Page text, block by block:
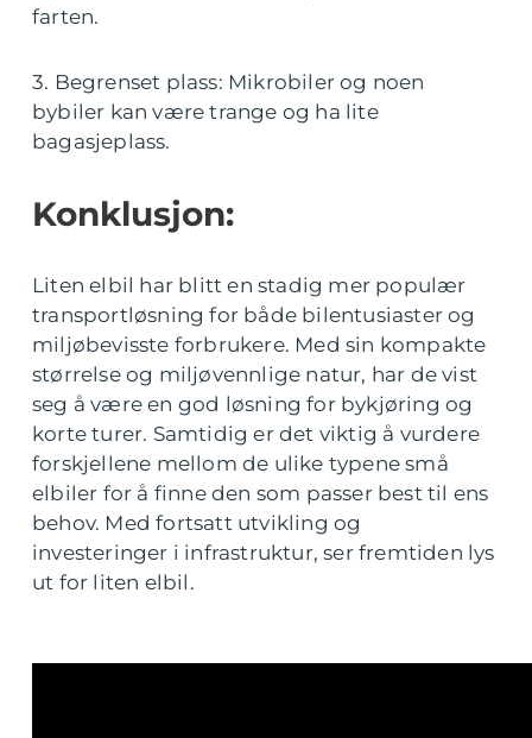
farten.
3. Begrenset plass: Mikrobiler og noen
bybiler kan være trange og ha lite
bagasjeplass.
Konklusjon:
Liten elbil har blitt en stadig mer populær
transportløsning for både bilentusiaster og
miljøbevisste forbrukere. Med sin kompakte
størrelse og miljøvennlige natur, har de vist
seg å være en god løsning for bykjøring og
korte turer. Samtidig er det viktig å vurdere
forskjellene mellom de ulike typene små
elbiler for å finne den som passer best til ens
behov. Med fortsatt utvikling og
investeringer i infrastruktur, ser fremtiden lys
ut for liten elbil.